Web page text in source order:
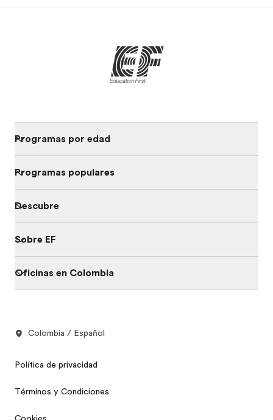
Programas por edad
Programas populares
Descubre
Sobre EF
Oficinas en Colombia
Colombia / Español
Política de privacidad
Términos y Condiciones